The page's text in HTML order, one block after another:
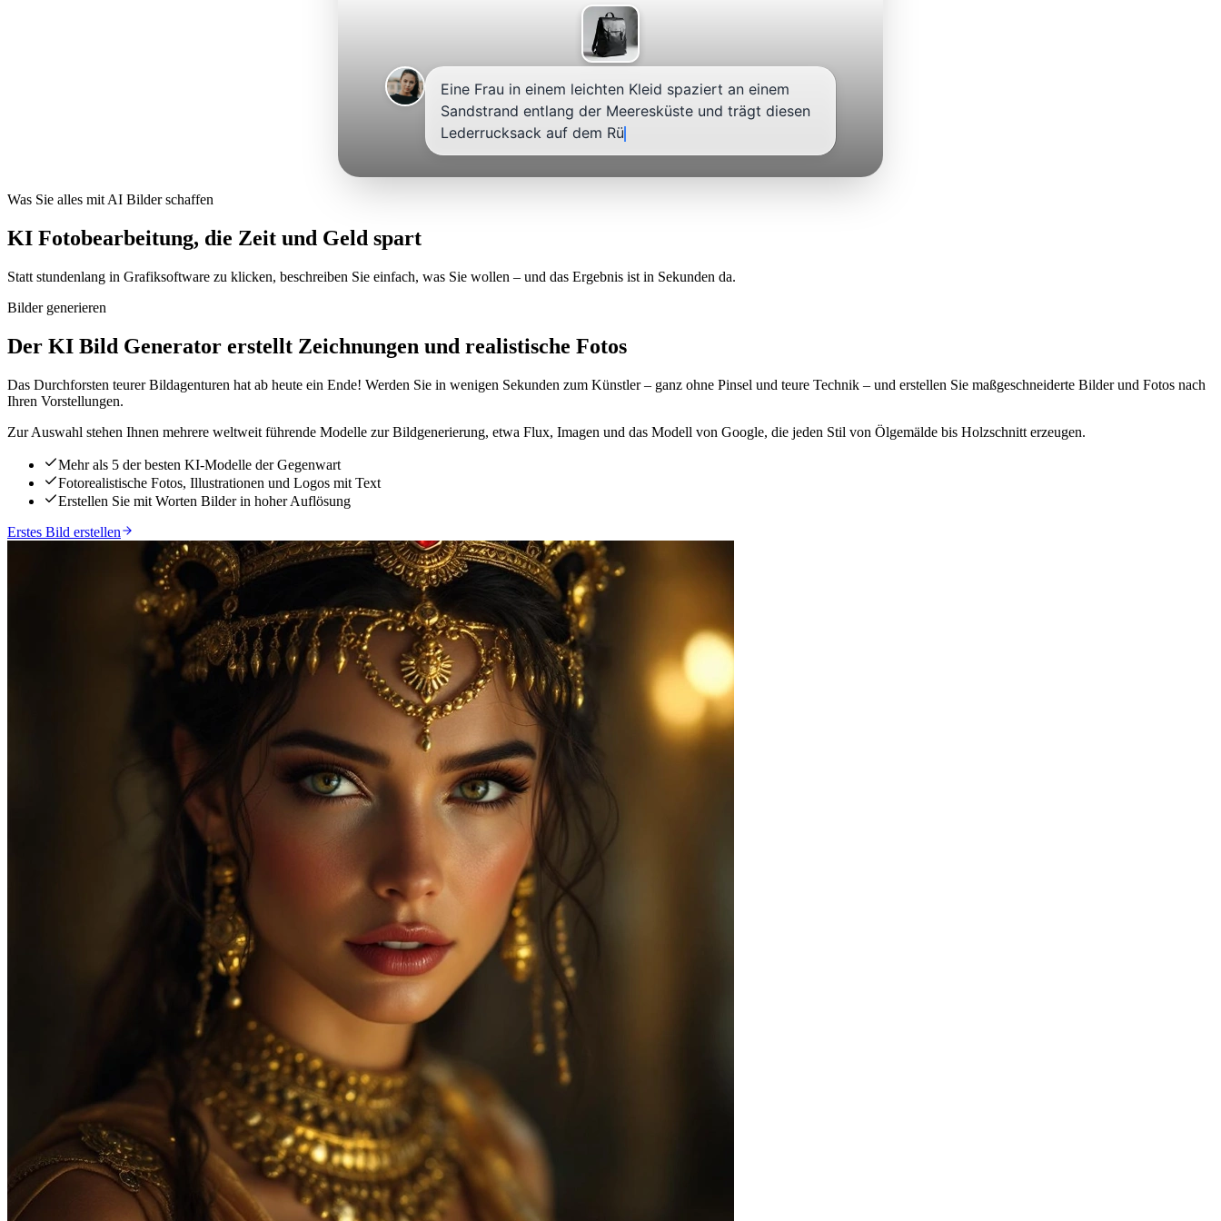
Eine Frau in einem leichten Kleid spaziert an einem
Sandstrand entlang der Meeresküste und trägt diesen
Lederrucksack auf dem Rücken.
Was Sie alles mit AI Bilder schaffen
KI Fotobearbeitung, die Zeit und Geld spart
Statt stundenlang in Grafiksoftware zu klicken, beschreiben Sie einfach, was Sie wollen – und das Ergebnis ist in Sekunden da.
Bilder generieren
Der KI Bild Generator erstellt Zeichnungen und realistische Fotos
Das Durchforsten teurer Bildagenturen hat ab heute ein Ende! Werden Sie in wenigen Sekunden zum Künstler – ganz ohne Pinsel und teure Technik – und erstellen Sie maßgeschneiderte Bilder und Fotos nach
Ihren Vorstellungen.
Zur Auswahl stehen Ihnen mehrere weltweit führende Modelle zur Bildgenerierung, etwa Flux, Imagen und das Modell von Google, die jeden Stil von Ölgemälde bis Holzschnitt erzeugen.
Mehr als 5 der besten KI-Modelle der Gegenwart
Fotorealistische Fotos, Illustrationen und Logos mit Text
Erstellen Sie mit Worten Bilder in hoher Auflösung
Erstes Bild erstellen